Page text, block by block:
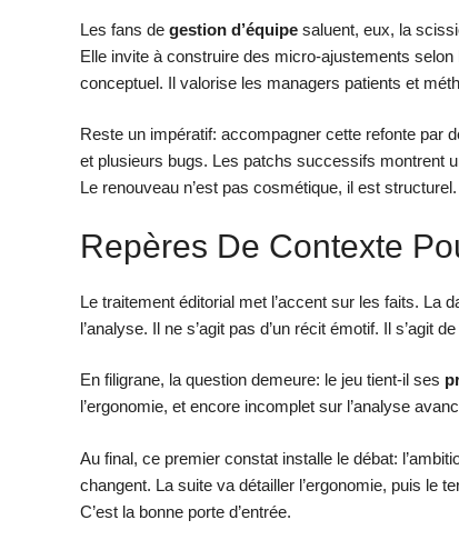
Les fans de gestion d’équipe saluent, eux, la
Elle invite à construire des micro-ajustements selon
conceptuel. Il valorise les managers patients et
Reste un impératif: accompagner cette refonte par
et plusieurs bugs. Les patchs successifs montrent
Le renouveau n’est pas cosmétique, il est structurel.
Repères De Contexte
Le traitement éditorial met l’accent sur les faits. La
l’analyse. Il ne s’agit pas d’un récit émotif. Il s’agit
En filigrane, la question demeure: le jeu tient-il ses
l’ergonomie, et encore incomplet sur l’analyse
Au final, ce premier constat installe le débat:
changent. La suite va détailler l’ergonomie, puis le
C’est la bonne porte d’entrée.